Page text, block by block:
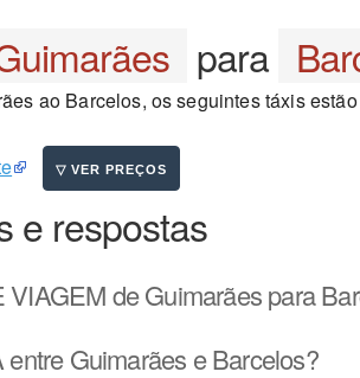
para
ao Barcelos, os seguintes táxis
e respostas
VIAGEMde Guimarães para
entre Guimarães e Barcelos?